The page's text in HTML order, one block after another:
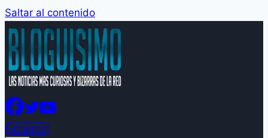
Saltar al contenido
Groleros!